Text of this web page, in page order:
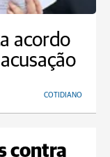
acordo
COTIDIANO
contra